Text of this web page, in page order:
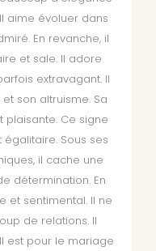
aime évoluer dans
En revanche, il
et sale. Il adore
extravagant. Il
son altruisme. Sa
Ce signe
Sous ses
il cache une
détermination. En
et sentimental. Il ne
de relations. Il
est pour le mariage